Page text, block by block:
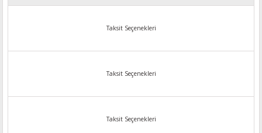
Taksit Seçenekleri
Taksit Seçenekleri
Taksit Seçenekleri